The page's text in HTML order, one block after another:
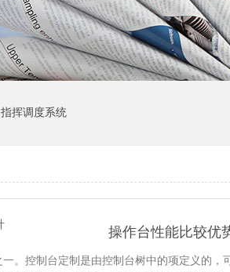
指挥调度系统
操作台性能比较优
。控制台定制是由控制台树中的项定义的